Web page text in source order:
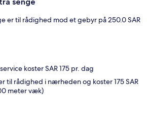
er til rådighed mod et gebyr på 250.0 SAR
koster SAR 175 pr. dag
til rådighed i nærheden og koster 175 SAR
meter væk)